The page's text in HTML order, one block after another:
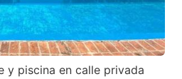
y piscina en calle privada